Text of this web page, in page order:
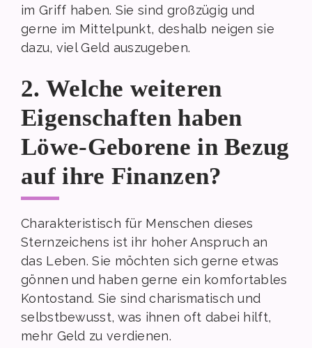
im Griff haben. Sie sind großzügig und
gerne im Mittelpunkt, deshalb neigen sie
dazu, viel Geld auszugeben.
2. Welche weiteren
Eigenschaften haben
Löwe-Geborene in Bezug
auf ihre Finanzen?
Charakteristisch für Menschen dieses
Sternzeichens ist ihr hoher Anspruch an
das Leben. Sie möchten sich gerne etwas
gönnen und haben gerne ein komfortables
Kontostand. Sie sind charismatisch und
selbstbewusst, was ihnen oft dabei hilft,
mehr Geld zu verdienen.